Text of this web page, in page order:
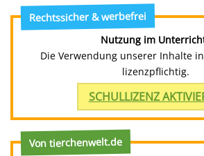
Rechtssicher & werbefrei
Nutzung im
Die Verwendung unserer Inhalte
lizenzpflichtig.
SCHULLIZENZ
Von tierchenwelt.de